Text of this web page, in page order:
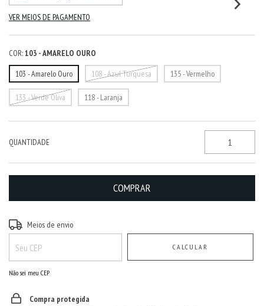
VER MEIOS DE PAGAMENTO
COR:103 - AMARELO OURO
103 - Amarelo Ouro
108 - Azul Turquesa 135 - Vermelho
133 - Verde Oliva 118 - Laranja
QUANTIDADE
Entregas para o CEP:
Meios de envio
CALCULAR
Não sei meu CEP
Compra protegida